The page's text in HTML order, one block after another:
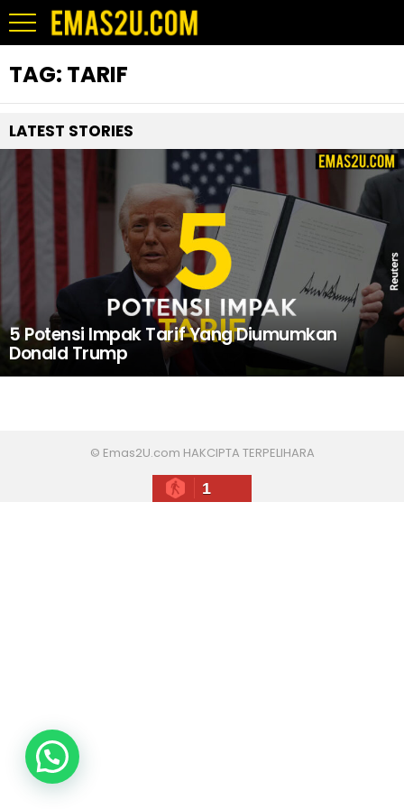
TAG: TARIF
LATEST STORIES
5 Potensi Impak Tarif Yang Diumumkan
Donald Trump
© Emas2U.com HAKCIPTA TERPELIHARA
1